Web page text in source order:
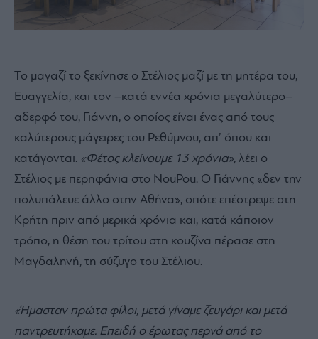
Το μαγαζί το ξεκίνησε ο Στέλιος μαζί με τη μητέρα του,
Ευαγγελία, και τον –κατά εννέα χρόνια μεγαλύτερο–
αδερφό του, Γιάννη, ο οποίος είναι ένας από τους
καλύτερους μάγειρες του Ρεθύμνου, απ’ όπου και
κατάγονται. «Φέτος κλείνουμε 13 χρόνια», λέει ο
Στέλιος με περηφάνια στο NouPou. Ο Γιάννης «δεν την
πολυπάλευε άλλο στην Αθήνα», οπότε επέστρεψε στη
Κρήτη πριν από μερικά χρόνια και, κατά κάποιον
τρόπο, η θέση του τρίτου στη κουζίνα πέρασε στη
Μαγδαληνή, τη σύζυγο του Στέλιου.
«Ήμασταν πρώτα φίλοι, μετά γίναμε ζευγάρι και μετά
παντρευτήκαμε. Επειδή ο έρωτας περνά από το